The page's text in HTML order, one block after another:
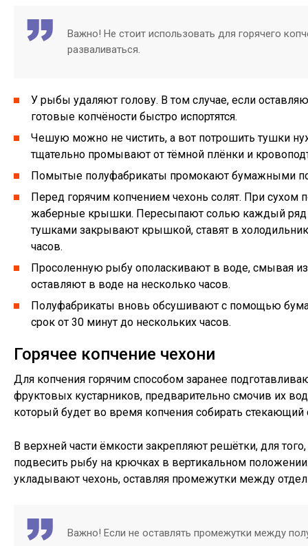
Важно! Не стоит использовать для горячего
разваливаться.
У рыбы удаляют голову. В том случае, если
готовые копчёности быстро испортятся.
Чешую можно не чистить, а вот потрошить тушки
тщательно промывают от тёмной плёнки и
Помытые полуфабрикаты промокают бумажными
Перед горячим копчением чехонь солят. При
жаберные крышки. Пересыпают солью каждый ряд
тушками закрывают крышкой, ставят в
часов.
Просоленную рыбу ополаскивают в воде, смывая
оставляют в воде на несколько часов.
Полуфабрикаты вновь обсушивают с помощью
срок от 30 минут до нескольких часов.
Горячее копчение чехони
Для копчения горячим способом заранее
фруктовых кустарников, предварительно смочив их
который будет во время копчения собирать
В верхней части ёмкости закрепляют решётки, для
подвесить рыбу на крючках в вертикальном
укладывают чехонь, оставляя промежутки между
Важно! Если не оставлять промежутки между